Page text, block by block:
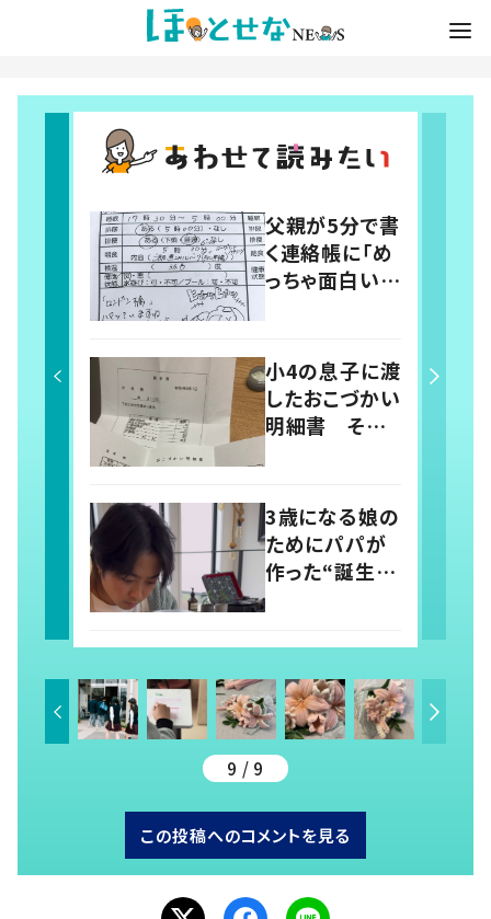
父親が5分で書
く連絡帳に「め
っちゃ面白い」
始めたこと
で“育児に変
化”も
小4の息子に渡
したおこづかい
明細書 その
とかでして欲し
い」「社会勉強
になりますね」
の声
3歳になる娘の
ためにパパが
作った“誕生日
用ドレス” そ
に「素敵パパ選
手権優勝」「パ
パさんカッコ
いい」の声
9 / 9
この投稿へのコメントを見る